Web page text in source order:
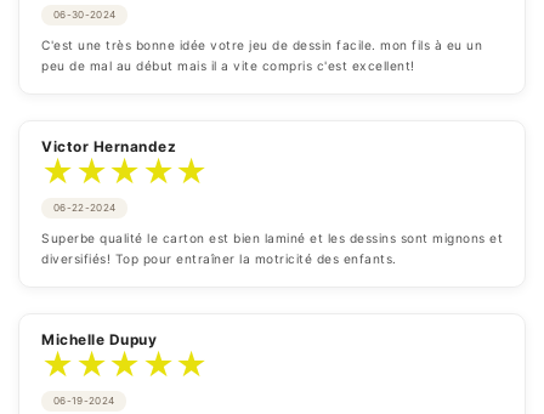
06-30-2024
C'est une très bonne idée votre jeu de dessin facile. mon fils à eu un
peu de mal au début mais il a vite compris c'est excellent!
Victor Hernandez
★★★★★
06-22-2024
Superbe qualité le carton est bien laminé et les dessins sont mignons et
diversifiés! Top pour entraîner la motricité des enfants.
Michelle Dupuy
★★★★★
06-19-2024